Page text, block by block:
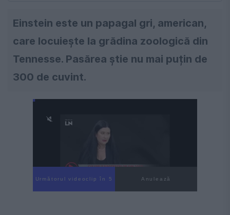
Einstein este un papagal gri, american,
care locuieşte la grădina zoologică din
Tennesse. Pasărea știe nu mai puțin de
300 de cuvint.
Următorul videoclip în 4 Anulează